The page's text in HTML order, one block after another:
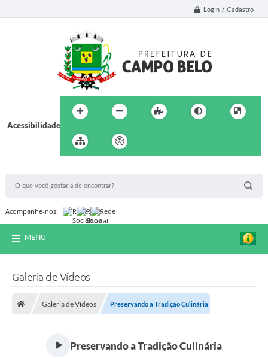
Login / Cadastro
Acessibilidade
Acompanhe-nos:
MENU
Galeria de Vídeos
Galeria de Vídeos Preservando a Tradição Culinária
Preservando a Tradição Culinária